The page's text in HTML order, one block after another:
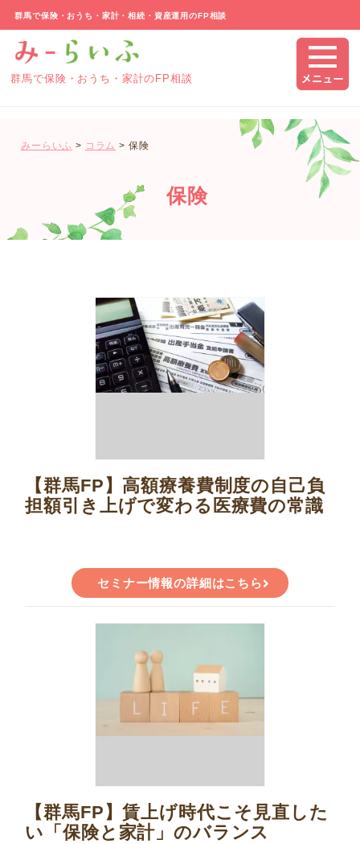
群馬で保険・おうち・家計・相続・資産運用のFP相談
群馬で保険・おうち・家計のFP相談
みーらいふ > コラム > 保険
保険
【群馬FP】高額療養費制度の自己負
担額引き上げで変わる医療費の常識
セミナー情報の詳細はこちら
【群馬FP】賃上げ時代こそ見直した
い「保険と家計」のバランス